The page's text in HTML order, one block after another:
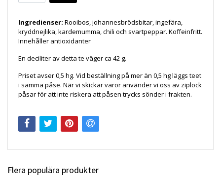
Ingredienser: Rooibos, johannesbrödsbitar, ingefära,
kryddnejlika, kardemumma, chili och svartpeppar. Koffeinfritt.
Innehåller antioxidanter
En deciliter av detta te väger ca 42 g.
Priset avser 0,5 hg. Vid beställning på mer än 0,5 hg läggs teet
i samma påse. När vi skickar varor använder vi oss av ziplock
påsar för att inte riskera att påsen trycks sönder i frakten.
Flera populära produkter